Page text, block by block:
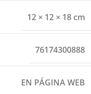
12 × 12 × 18 cm
76174300888
EN PÁGINA WEB